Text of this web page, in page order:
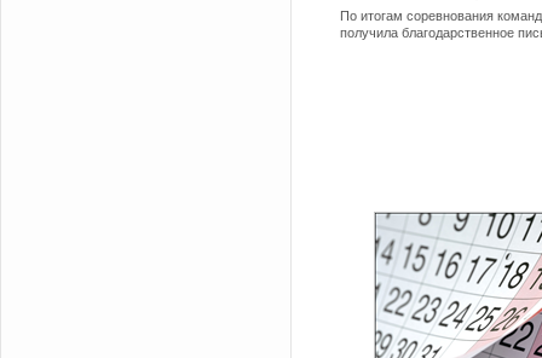
По итогам соревнования
получила благодарственное